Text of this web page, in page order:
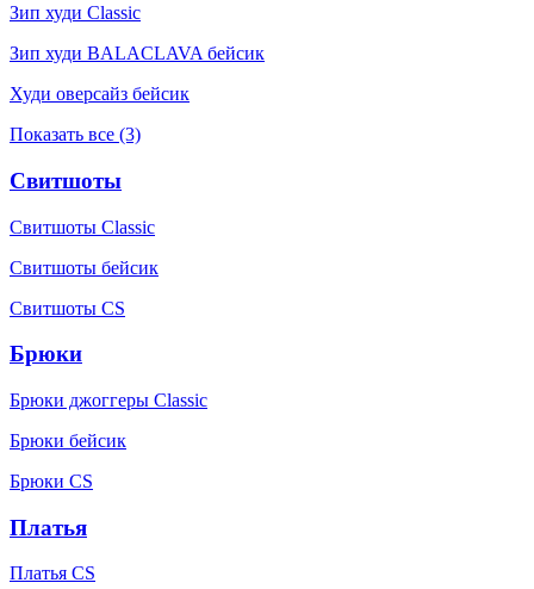
Зип худи Classic
Зип худи BALACLAVA бейсик
Худи оверсайз бейсик
Показать все (3)
Свитшоты
Свитшоты Classic
Свитшоты бейсик
Свитшоты CS
Брюки
Брюки джоггеры Classic
Брюки бейсик
Брюки CS
Платья
Платья CS